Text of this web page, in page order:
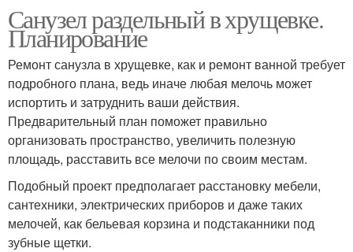
Санузел раздельный в хрущевке.
Планирование
Ремонт санузла в хрущевке, как и ремонт ванной требует
подробного плана, ведь иначе любая мелочь может
испортить и затруднить ваши действия.
Предварительный план поможет правильно
организовать пространство, увеличить полезную
площадь, расставить все мелочи по своим местам.
Подобный проект предполагает расстановку мебели,
сантехники, электрических приборов и даже таких
мелочей, как бельевая корзина и подстаканники под
зубные щетки.